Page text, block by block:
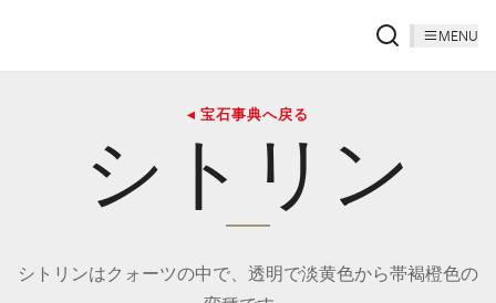
MENU
◂ 宝石事典へ戻る
シトリン
シトリンはクォーツの中で、透明で淡黄色から帯褐橙色の